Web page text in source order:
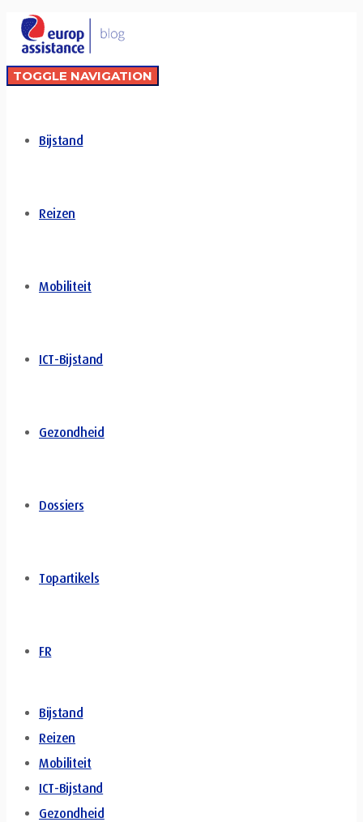
TOGGLE NAVIGATION
Bijstand
Reizen
Mobiliteit
ICT-Bijstand
Gezondheid
Dossiers
Topartikels
FR
Bijstand
Reizen
Mobiliteit
ICT-Bijstand
Gezondheid